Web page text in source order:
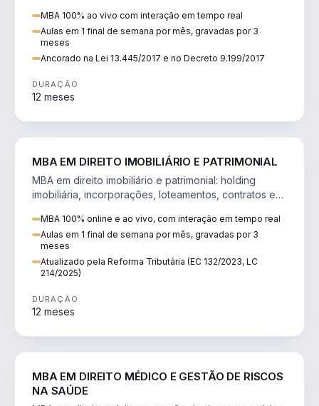
MBA 100% ao vivo com interação em tempo real
Aulas em 1 final de semana por mês, gravadas por 3
meses
Ancorado na Lei 13.445/2017 e no Decreto 9.199/2017
DURAÇÃO
12 meses
MBA EM DIREITO IMOBILIÁRIO E PATRIMONIAL
MBA em direito imobiliário e patrimonial: holding
imobiliária, incorporações, loteamentos, contratos e
MBA 100% online e ao vivo, com interação em tempo real
Aulas em 1 final de semana por mês, gravadas por 3
meses
Atualizado pela Reforma Tributária (EC 132/2023, LC
214/2025)
DURAÇÃO
12 meses
MBA EM DIREITO MÉDICO E GESTÃO DE RISCOS
NA SAÚDE